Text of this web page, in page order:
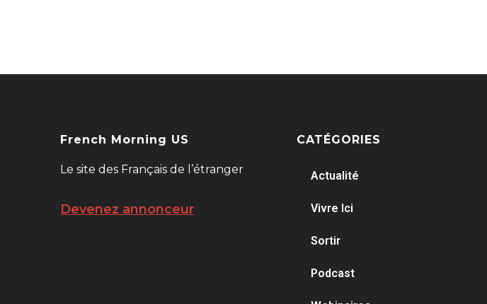
French Morning US
Le site des Français de l’étranger
Devenez annonceur
CATÉGORIES
Actualité
Vivre Ici
Sortir
Podcast